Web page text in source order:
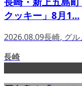
クッキー」8月1...
2026.08.09長崎, グル
長崎